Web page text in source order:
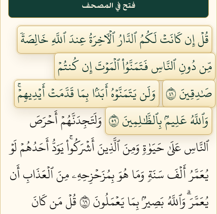
فتح في المصحف
قُلۡ إِن كَانَتۡ لَكُمُ ٱلدَّارُ ٱلۡأٓخِرَةُ عِندَ ٱللَّهِ خَالِصَةٗ
مِّن دُونِ ٱلنَّاسِ فَتَمَنَّوُاْ ٱلۡمَوۡتَ إِن كُنتُمۡ
صَٰدِقِينَ ٩٤
وَلَن يَتَمَنَّوۡهُ أَبَدَۢا بِمَا قَدَّمَتۡ أَيۡدِيهِمۡۚ
وَٱللَّهُ عَلِيمُۢ بِٱلظَّٰلِمِينَ ٩٥
وَلَتَجِدَنَّهُمۡ أَحۡرَصَ
ٱلنَّاسِ عَلَىٰ حَيَوٰةٖ وَمِنَ ٱلَّذِينَ أَشۡرَكُواْۚ يَوَدُّ أَحَدُهُمۡ لَوۡ
يُعَمَّرُ أَلۡفَ سَنَةٖ وَمَا هُوَ بِمُزَحۡزِحِهِۦ مِنَ ٱلۡعَذَابِ أَن
يُعَمَّرَۗ وَٱللَّهُ بَصِيرُۢ بِمَا يَعۡمَلُونَ ٩٦
قُلۡ مَن كَانَ